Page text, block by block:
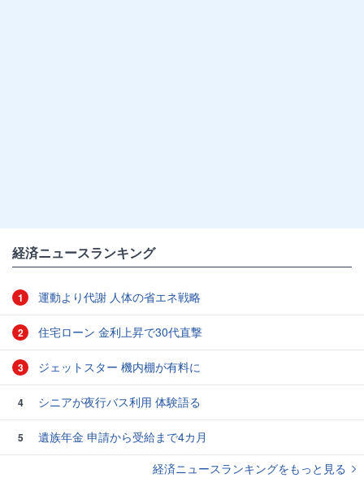
経済ニュースランキング
1 運動より代謝 人体の省エネ戦略
2 住宅ローン 金利上昇で30代直撃
3 ジェットスター 機内棚が有料に
4 シニアが夜行バス利用 体験語る
5
遺族年金 申請から受給まで4カ月
経済ニュースランキングをもっと見る